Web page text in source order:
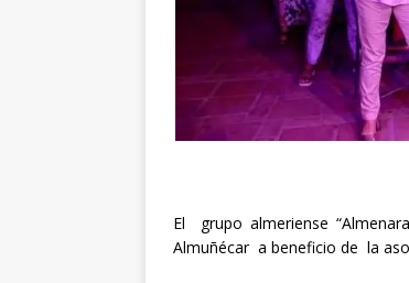
El grupo almeriense
Almuñécar a beneficio de la